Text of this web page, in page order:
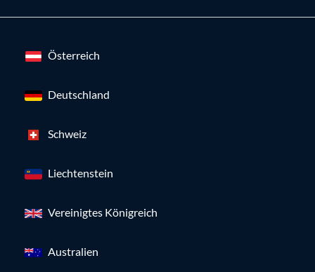
Österreich
Deutschland
Schweiz
Liechtenstein
Vereinigtes Königreich
Australien